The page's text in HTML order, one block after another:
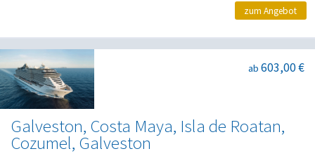
zum Angebot
Galveston, Costa Maya, Isla de Roatan,
Cozumel, Galveston
ab 603,00 €